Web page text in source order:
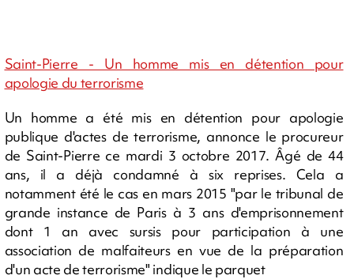
Saint-Pierre - Un homme mis en détention pour
apologie du terrorisme
Un homme a été mis en détention pour apologie
publique d'actes de terrorisme, annonce le procureur
de Saint-Pierre ce mardi 3 octobre 2017. Âgé de 44
ans, il a déjà condamné à six reprises. Cela a
notamment été le cas en mars 2015 "par le tribunal de
grande instance de Paris à 3 ans d'emprisonnement
dont 1 an avec sursis pour participation à une
association de malfaiteurs en vue de la préparation
d'un acte de terrorisme" indique le parquet